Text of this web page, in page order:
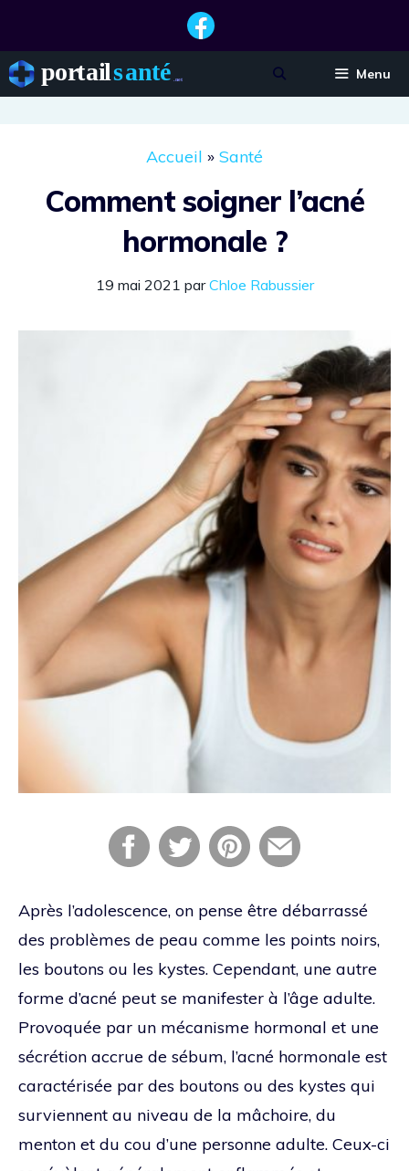
contenu
Menu
Accueil » Santé
Comment soigner l’acné
hormonale ?
19 mai 2021 parChloe Rabussier
Après l’adolescence, on pense être débarrassé
des problèmes de peau comme les points noirs,
les boutons ou les kystes. Cependant, une autre
forme d’acné peut se manifester à l’âge adulte.
Provoquée par un mécanisme hormonal et une
sécrétion accrue de sébum, l’acné hormonale est
caractérisée par des boutons ou des kystes qui
surviennent au niveau de la mâchoire, du
menton et du cou d’une personne adulte. Ceux-ci